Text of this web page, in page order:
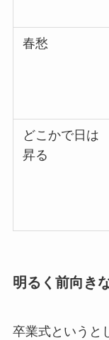
春愁
どこかで日は
昇る
明るく前向き
卒業式というと